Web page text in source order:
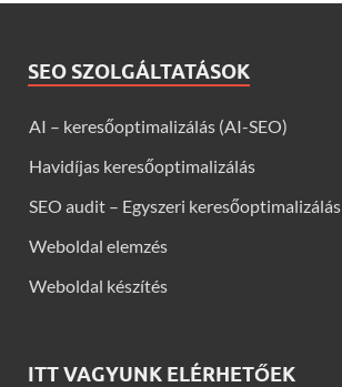
SEO SZOLGÁLTATÁSOK
AI – keresőoptimalizálás (AI-SEO)
Havidíjas keresőoptimalizálás
SEO audit – Egyszeri keresőoptimalizálás
Weboldal elemzés
Weboldal készítés
ITT VAGYUNK ELÉRHETŐEK